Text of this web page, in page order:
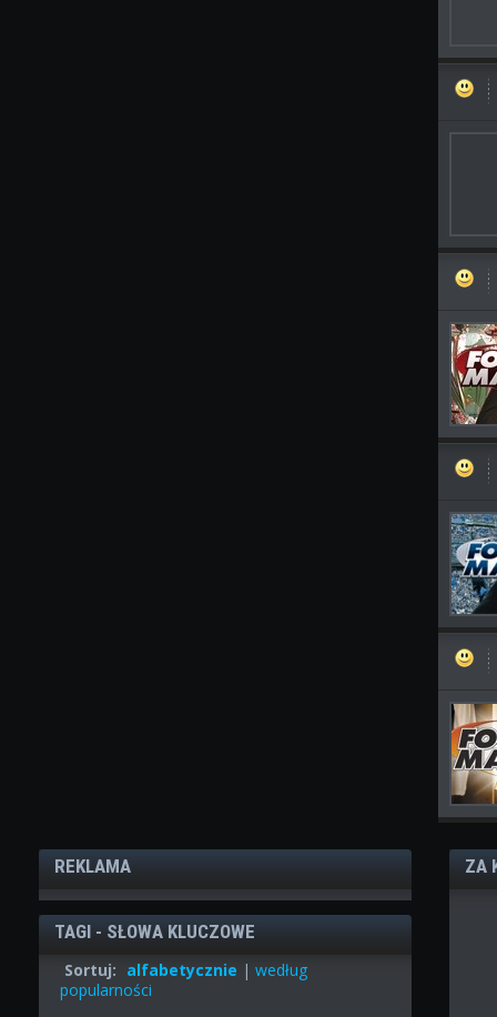
REKLAMA
TAGI - SŁOWA KLUCZOWE
Sortuj: alfabetycznie |według
popularności
ZA